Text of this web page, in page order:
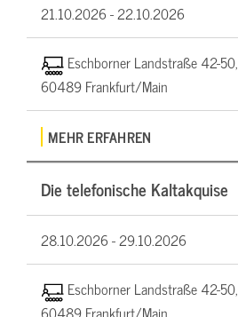
21.10.2026 -22.10.2026
Eschborner Landstraße 42-50,
60489 Frankfurt/Main
MEHR ERFAHREN
Die telefonische Kaltakquise
28.10.2026 -29.10.2026
Eschborner Landstraße 42-50,